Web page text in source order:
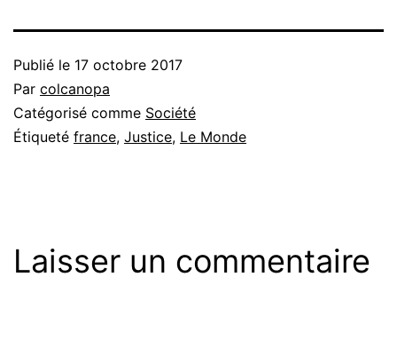
Publié le 17 octobre 2017
Par colcanopa
Catégorisé comme Société
Étiqueté france, Justice, Le Monde
Laisser un commentaire